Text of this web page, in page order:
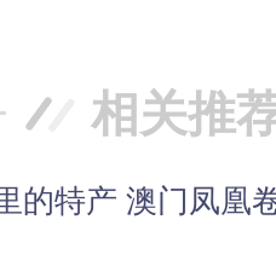
相关推
的特产 澳门凤凰